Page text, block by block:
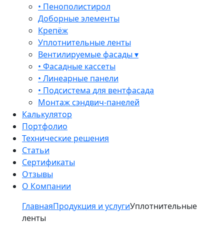
• Пенополистирол
Доборные элементы
Крепёж
Уплотнительные ленты
Вентилируемые фасады ▾
• Фасадные кассеты
• Линеарные панели
• Подсистема для вентфасада
Монтаж сэндвич-панелей
Калькулятор
Портфолио
Технические решения
Статьи
Сертификаты
Отзывы
О Компании
ГлавнаяПродукция и услугиУплотнительные
ленты